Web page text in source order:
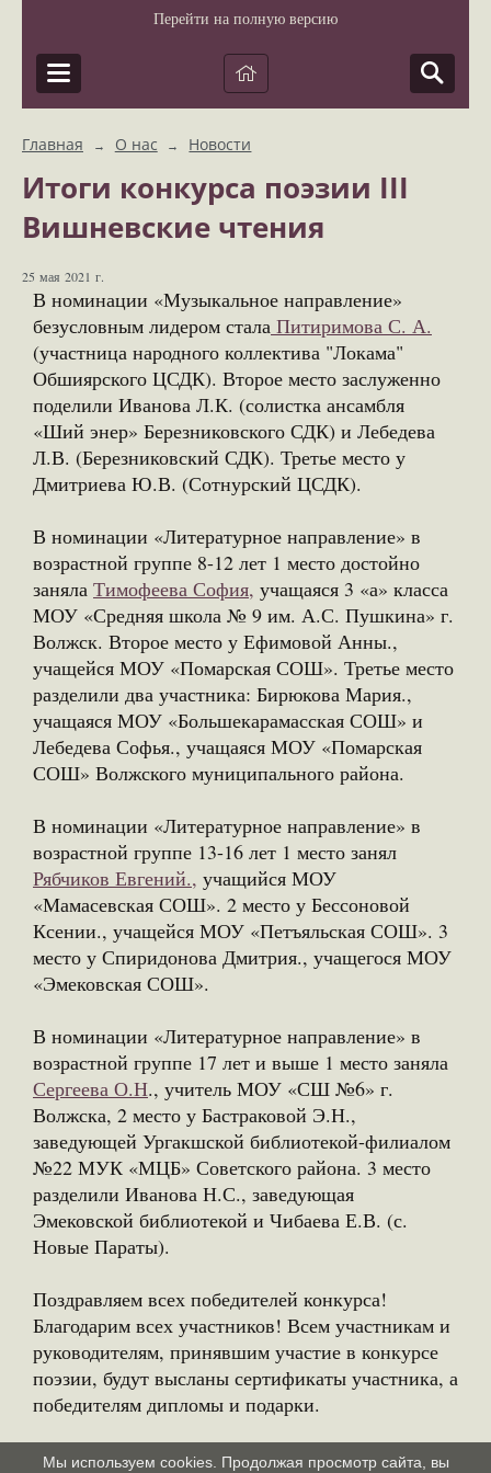
Перейти на полную версию
Главная → О нас → Новости
Итоги конкурса поэзии III
Вишневские чтения
25 мая 2021 г.
В номинации «Музыкальное направление»
безусловным лидером стала Питиримова С. А.
(участница народного коллектива "Локама"
Обшиярского ЦСДК). Второе место заслуженно
поделили Иванова Л.К. (солистка ансамбля
«Ший энер» Березниковского СДК) и Лебедева
Л.В. (Березниковский СДК). Третье место у
Дмитриева Ю.В. (Сотнурский ЦСДК).
В номинации «Литературное направление» в
возрастной группе 8-12 лет 1 место достойно
заняла Тимофеева София, учащаяся 3 «а» класса
МОУ «Средняя школа № 9 им. А.С. Пушкина» г.
Волжск. Второе место у Ефимовой Анны.,
учащейся МОУ «Помарская СОШ». Третье место
разделили два участника: Бирюкова Мария.,
учащаяся МОУ «Большекарамасская СОШ» и
Лебедева Софья., учащаяся МОУ «Помарская
СОШ» Волжского муниципального района.
В номинации «Литературное направление» в
возрастной группе 13-16 лет 1 место занял
Рябчиков Евгений., учащийся МОУ
«Мамасевская СОШ». 2 место у Бессоновой
Ксении., учащейся МОУ «Петъяльская СОШ». 3
место у Спиридонова Дмитрия., учащегося МОУ
«Эмековская СОШ».
В номинации «Литературное направление» в
возрастной группе 17 лет и выше 1 место заняла
Сергеева О.Н., учитель МОУ «СШ №6» г.
Волжска, 2 место у Бастраковой Э.Н.,
заведующей Ургакшской библиотекой-филиалом
№22 МУК «МЦБ» Советского района. 3 место
разделили Иванова Н.С., заведующая
Эмековской библиотекой и Чибаева Е.В. (с.
Новые Параты).
Поздравляем всех победителей конкурса!
Благодарим всех участников! Всем участникам и
руководителям, принявшим участие в конкурсе
поэзии, будут высланы сертификаты участника, а
победителям дипломы и подарки.
Мы используем cookies. Продолжая просмотр сайта, вы